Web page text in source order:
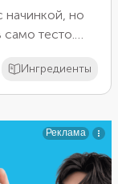
начинкой, но
тесто.
Благодаря
можете
вы
можно
Ингредиенты